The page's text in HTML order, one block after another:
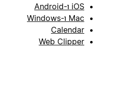
iOS ו-Android
Mac ו-Windows
Calendar
Web Clipper